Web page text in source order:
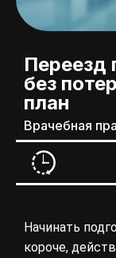
Переезд
без
план
Врачебная
Начинать
короче,